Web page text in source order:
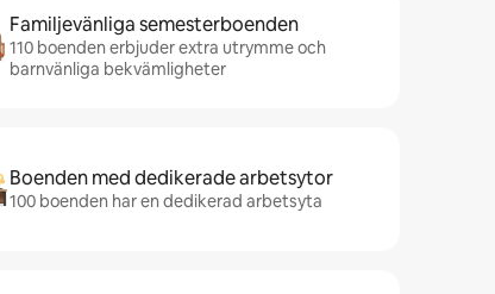
Familjevänliga semesterboenden
110 boenden erbjuder extra utrymme och
barnvänliga bekvämligheter
Boenden med dedikerade arbetsytor
100 boenden har en dedikerad arbetsyta